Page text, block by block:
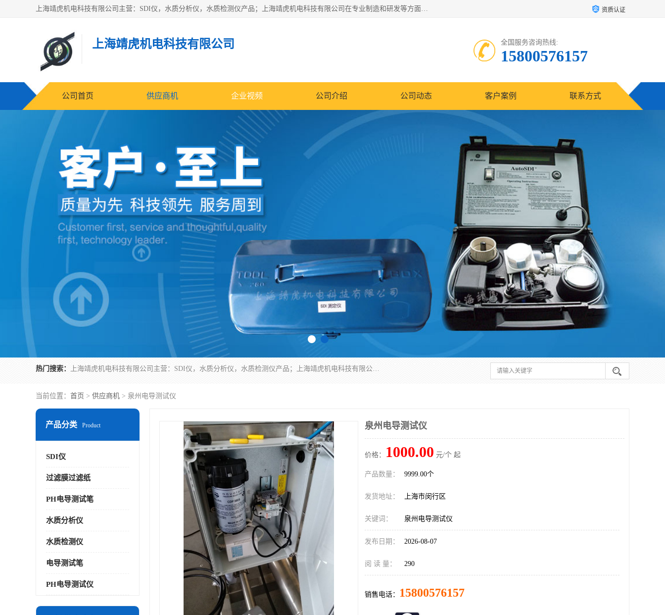
上海靖虎机电科技有限公司主营：SDI仪，水质分析仪，水质检测仪产品；上海靖虎机电科技有限公司在专业制造和研发等方面的强大的平台优势，利用自身在自动化仪表、自控系统及环保监测仪器的专长，以优良的技术，优越的产品质量和良好的服务质量与广大客户真诚合作。 资质认证
上海靖虎机电科技有限公司 全国服务咨询热线:
15800576157
公司首页 供应商机 企业视频 公司介绍 公司动态 客户案例 联系方式
热门搜索： 上海靖虎机电科技有限公司主营：SDI仪，水质分析仪，水质检测仪产品；上海靖虎机电科技有限公司在专业制造和研发等方面的强大的平台优势，利用自身在自动化仪表、自控系统及环保监测仪器的专长，以优良的技术，优越的产品质量和良好的服务质量与广大客户真诚合作。
当前位置： 首页 > 供应商机 > 泉州电导测试仪
产品分类 Product
SDI仪
过滤膜过滤纸
PH电导测试笔
水质分析仪
水质检测仪
电导测试笔
PH电导测试仪
泉州电导测试仪
价格： 1000.00 元/个 起
产品数量： 9999.00个
发货地址： 上海市闵行区
关键词： 泉州电导测试仪
发布日期： 2026-08-07
阅 读 量： 290
销售电话： 15800576157